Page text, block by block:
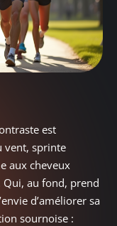
est
vent, sprinte
aux cheveux
Qui, au fond, prend
d’améliorer sa
sournoise :